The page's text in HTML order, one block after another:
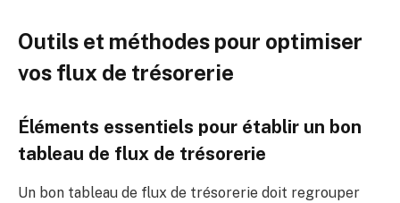
Outils et méthodes pour optimiser
vos flux de trésorerie
Éléments essentiels pour établir un bon
tableau de flux de trésorerie
Un bon tableau de flux de trésorerie doit regrouper